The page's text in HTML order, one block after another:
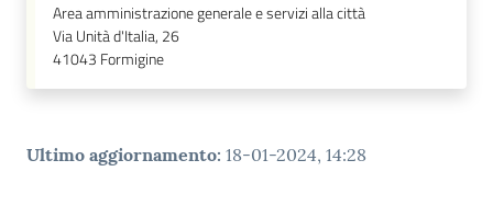
Area amministrazione generale e servizi alla città
Via Unità d'Italia, 26
41043 Formigine
Ultimo aggiornamento: 18-01-2024, 14:28